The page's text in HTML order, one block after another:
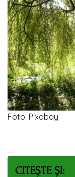
Foto: Pixabay
CITEȘTE ȘI: